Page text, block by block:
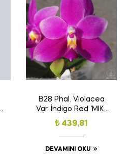
B28 Phal. Violacea
Var. İndigo Red ‘MIKI’
(Tayvan Orkide
Fidesi)(Yoğun Kokulu)
₺439,81
DEVAMINI OKU